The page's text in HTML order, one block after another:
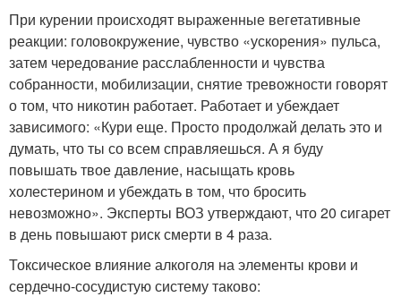
При курении происходят выраженные вегетативные
реакции: головокружение, чувство «ускорения» пульса,
затем чередование расслабленности и чувства
собранности, мобилизации, снятие тревожности говорят
о том, что никотин работает. Работает и убеждает
зависимого: «Кури еще. Просто продолжай делать это и
думать, что ты со всем справляешься. А я буду
повышать твое давление, насыщать кровь
холестерином и убеждать в том, что бросить
невозможно». Эксперты ВОЗ утверждают, что 20 сигарет
в день повышают риск смерти в 4 раза.
Токсическое влияние алкоголя на элементы крови и
сердечно-сосудистую систему таково: